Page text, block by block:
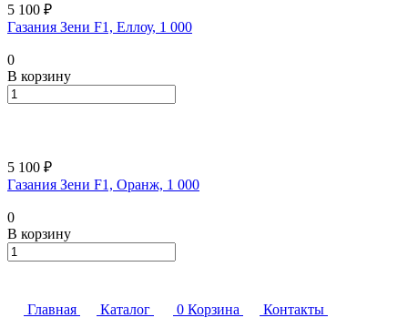
5 100 ₽
Газания Зени F1, Еллоу, 1 000
0
В корзину
5 100 ₽
Газания Зени F1, Оранж, 1 000
0
В корзину
Главная Каталог 0 Корзина
Контакты